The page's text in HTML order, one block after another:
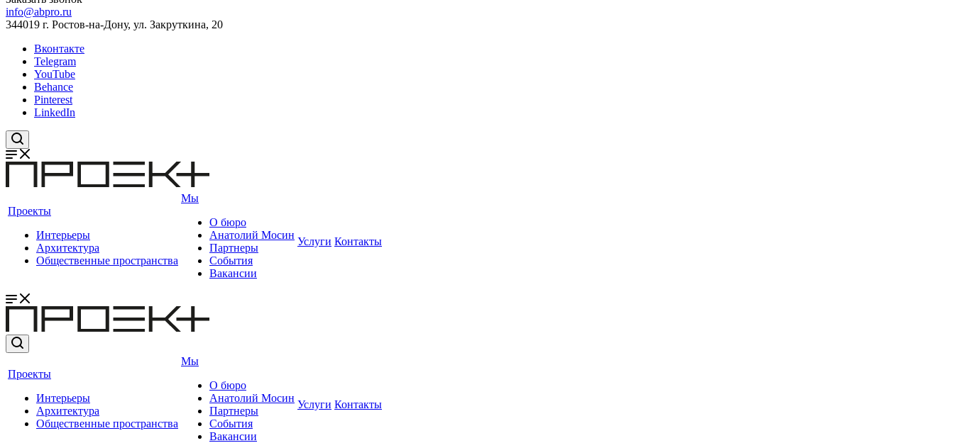
info@abpro.ru
344019 г. Ростов-на-Дону, ул. Закруткина, 20
Вконтакте
Telegram
YouTube
Behance
Pinterest
LinkedIn
Проекты
Интерьеры
Архитектура
Общественные пространства
Мы
О бюро
Анатолий Мосин
Партнеры
События
Вакансии
Услуги Контакты
Проекты
Интерьеры
Архитектура
Общественные пространства
Мы
О бюро
Анатолий Мосин
Партнеры
События
Вакансии
Услуги Контакты